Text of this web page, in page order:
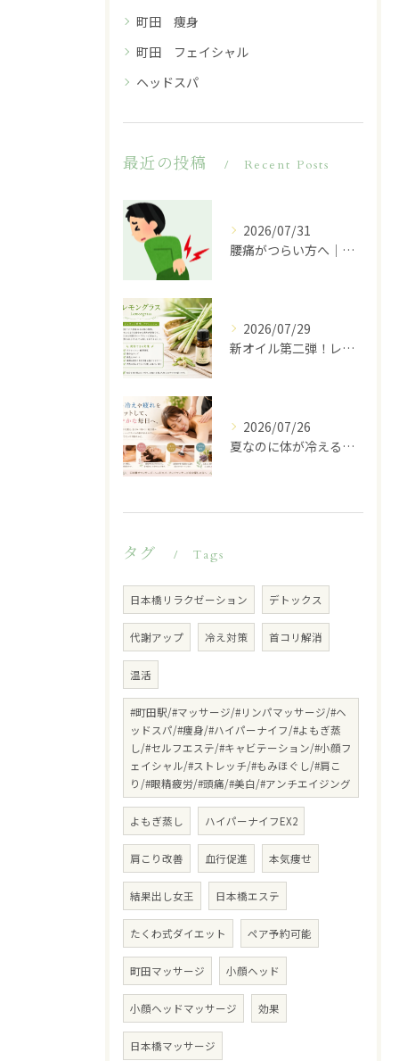
町田 痩身
町田 フェイシャル
ヘッドスパ
最近の投稿 Recent Posts
2026/07/31
腰痛がつらい方へ｜その原因は腰だけではないかもしれません
2026/07/29
新オイル第二弾！レモングラスのご紹介♪
2026/07/26
夏なのに体が冷える…その不調、冷房が原因かもしれません
タグ Tags
日本橋リラクゼーション デトックス
代謝アップ 冷え対策 首コリ解消
温活
#町田駅/#マッサージ/#リンパマッサージ/#ヘ
ッドスパ/#痩身/#ハイパーナイフ/#よもぎ蒸
し/#セルフエステ/#キャビテーション/#小顔フ
ェイシャル/#ストレッチ/#もみほぐし/#肩こ
り/#眼精疲労/#頭痛/#美白/#アンチエイジング
よもぎ蒸し ハイパーナイフEX2
肩こり改善 血行促進 本気痩せ
結果出し女王 日本橋エステ
たくわ式ダイエット ペア予約可能
町田マッサージ 小顔ヘッド
小顔ヘッドマッサージ 効果
日本橋マッサージ